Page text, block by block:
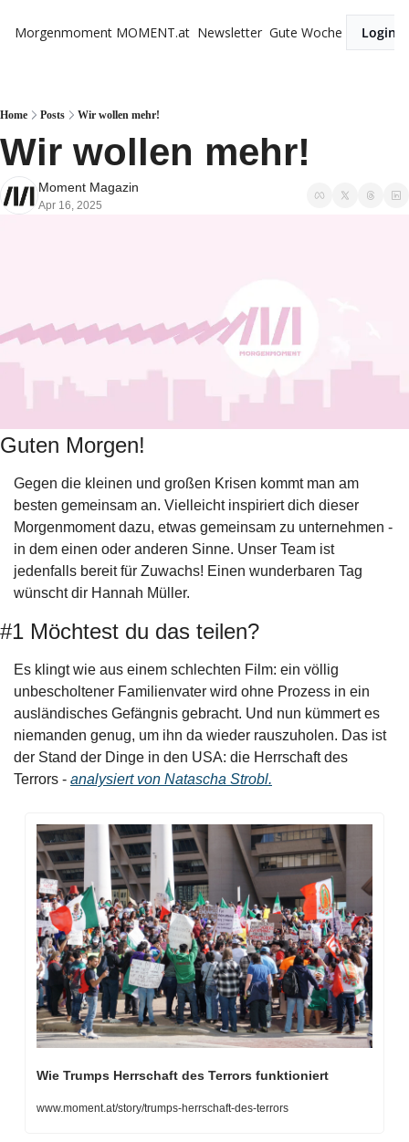
Morgenmoment MOMENT.at Newsletter Gute Woche Login
Home Posts Wir wollen mehr!
Wir wollen mehr!
Moment Magazin
Apr 16, 2025
Guten Morgen!
Gegen die kleinen und großen Krisen kommt man am
besten gemeinsam an. Vielleicht inspiriert dich dieser
Morgenmoment dazu, etwas gemeinsam zu unternehmen -
in dem einen oder anderen Sinne. Unser Team ist
jedenfalls bereit für Zuwachs! Einen wunderbaren Tag
wünscht dir Hannah Müller.
#1 Möchtest du das teilen?
Es klingt wie aus einem schlechten Film: ein völlig
unbescholtener Familienvater wird ohne Prozess in ein
ausländisches Gefängnis gebracht. Und nun kümmert es
niemanden genug, um ihn da wieder rauszuholen. Das ist
der Stand der Dinge in den USA: die Herrschaft des
Terrors - analysiert von Natascha Strobl.
Wie Trumps Herrschaft des Terrors funktioniert
www.moment.at/story/trumps-herrschaft-des-terrors